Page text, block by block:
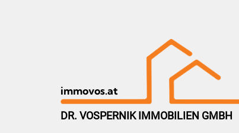
immovos.at
DR. VOSPERNIK IMMOBILIEN GMBH